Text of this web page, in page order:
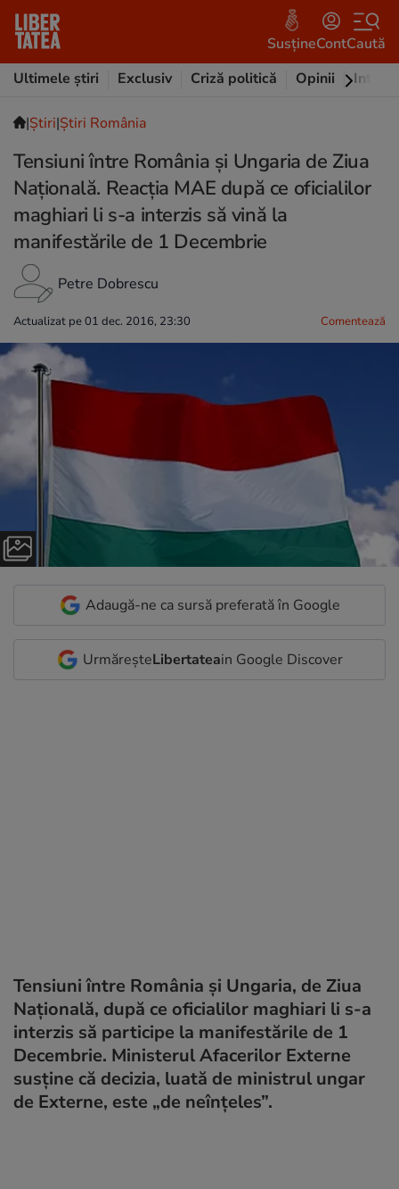
SusțineContCaută
Ultimele știri
Exclusiv Criză politică Opinii
|Ştiri|Știri România
Tensiuni între România și Ungaria de Ziua
Națională. Reacția MAE după ce oficialilor
maghiari li s-a interzis să vină la
manifestările de 1 Decembrie
Petre Dobrescu
Actualizat pe 01 dec. 2016, 23:30 Comentează
Adaugă-ne ca sursă preferată în Google
UrmăreșteLibertateain Google Discover
Tensiuni între România și Ungaria, de Ziua
Națională, după ce oficialilor maghiari li s-a
interzis să participe la manifestările de 1
Decembrie. Ministerul Afacerilor Externe
susține că decizia, luată de ministrul ungar
de Externe, este „de neînțeles”.